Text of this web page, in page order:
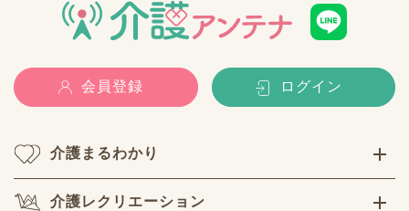
会員登録 ログイン
介護まるわかり
介護レクリエーション